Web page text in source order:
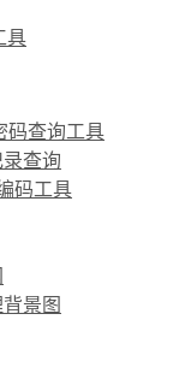
具
码查询工具
查询
码工具
景图